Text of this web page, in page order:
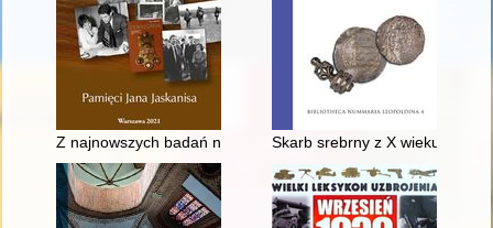
Z najnowszych badań nad grodziskami zachodniej części
Skarb srebrny z X wieku z